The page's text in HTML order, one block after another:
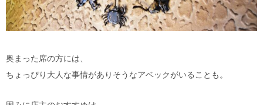
奥まった席の方には、
ちょっぴり大人な事情がありそうなアベックがいることも。